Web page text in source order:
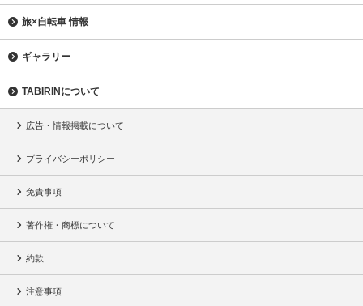
旅×自転車 情報
ギャラリー
TABIRINについて
広告・情報掲載について
プライバシーポリシー
免責事項
著作権・商標について
約款
注意事項